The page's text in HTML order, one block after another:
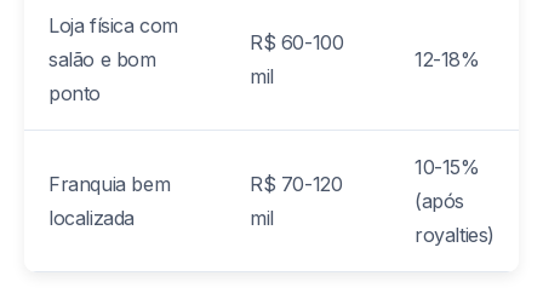
Loja física com
salão e bom
ponto
R$ 60-100
mil
12-18%
Franquia bem
localizada
R$ 70-120
mil
10-15%
(após
royalties)